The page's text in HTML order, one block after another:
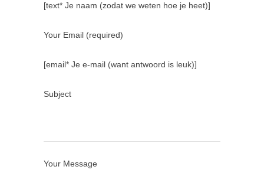
[text* Je naam (zodat we weten hoe je heet)]
Your Email (required)
[email* Je e-mail (want antwoord is leuk)]
Subject
Your Message